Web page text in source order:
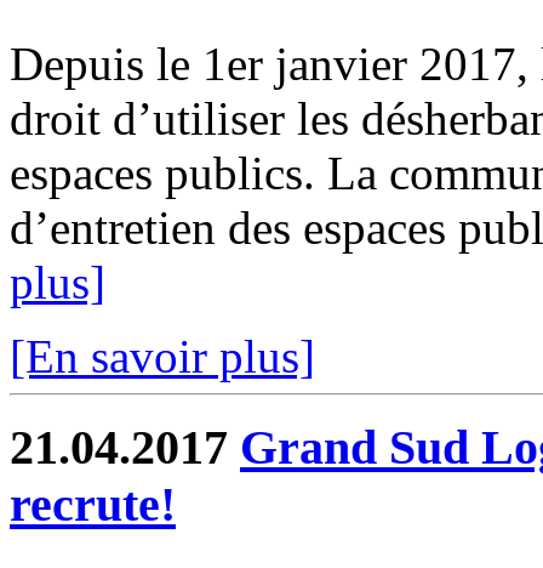
Depuis le 1er janvier
droit d’utiliser les
espaces publics. La
d’entretien des espaces
plus]
[En savoir plus]
21.04.2017 Grand Sud
recrute!